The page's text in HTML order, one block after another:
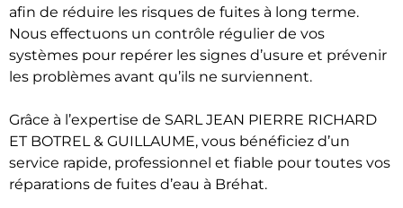
afin de réduire les risques de fuites à long terme.
Nous effectuons un contrôle régulier de vos
systèmes pour repérer les signes d’usure et prévenir
les problèmes avant qu’ils ne surviennent.
Grâce à l’expertise de SARL JEAN PIERRE RICHARD
ET BOTREL & GUILLAUME, vous bénéficiez d’un
service rapide, professionnel et fiable pour toutes vos
réparations de fuites d’eau à Bréhat.